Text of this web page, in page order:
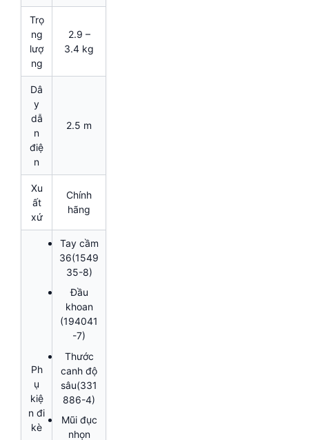
Trọ
ng
lượ
ng
2.9 –
3.4 kg
Dâ
y
dẫ
n
điệ
n
2.5 m
Xu
ất
xứ
Chính
hãng
Ph
ụ
kiệ
n đi
kè
Tay cầm
36(1549
35-8)
Đầu
khoan
(194041
-7)
Thước
canh độ
sâu(331
886-4)
Mũi đục
nhọn